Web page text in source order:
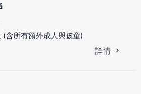
(含所有額外成人與孩童)
詳情